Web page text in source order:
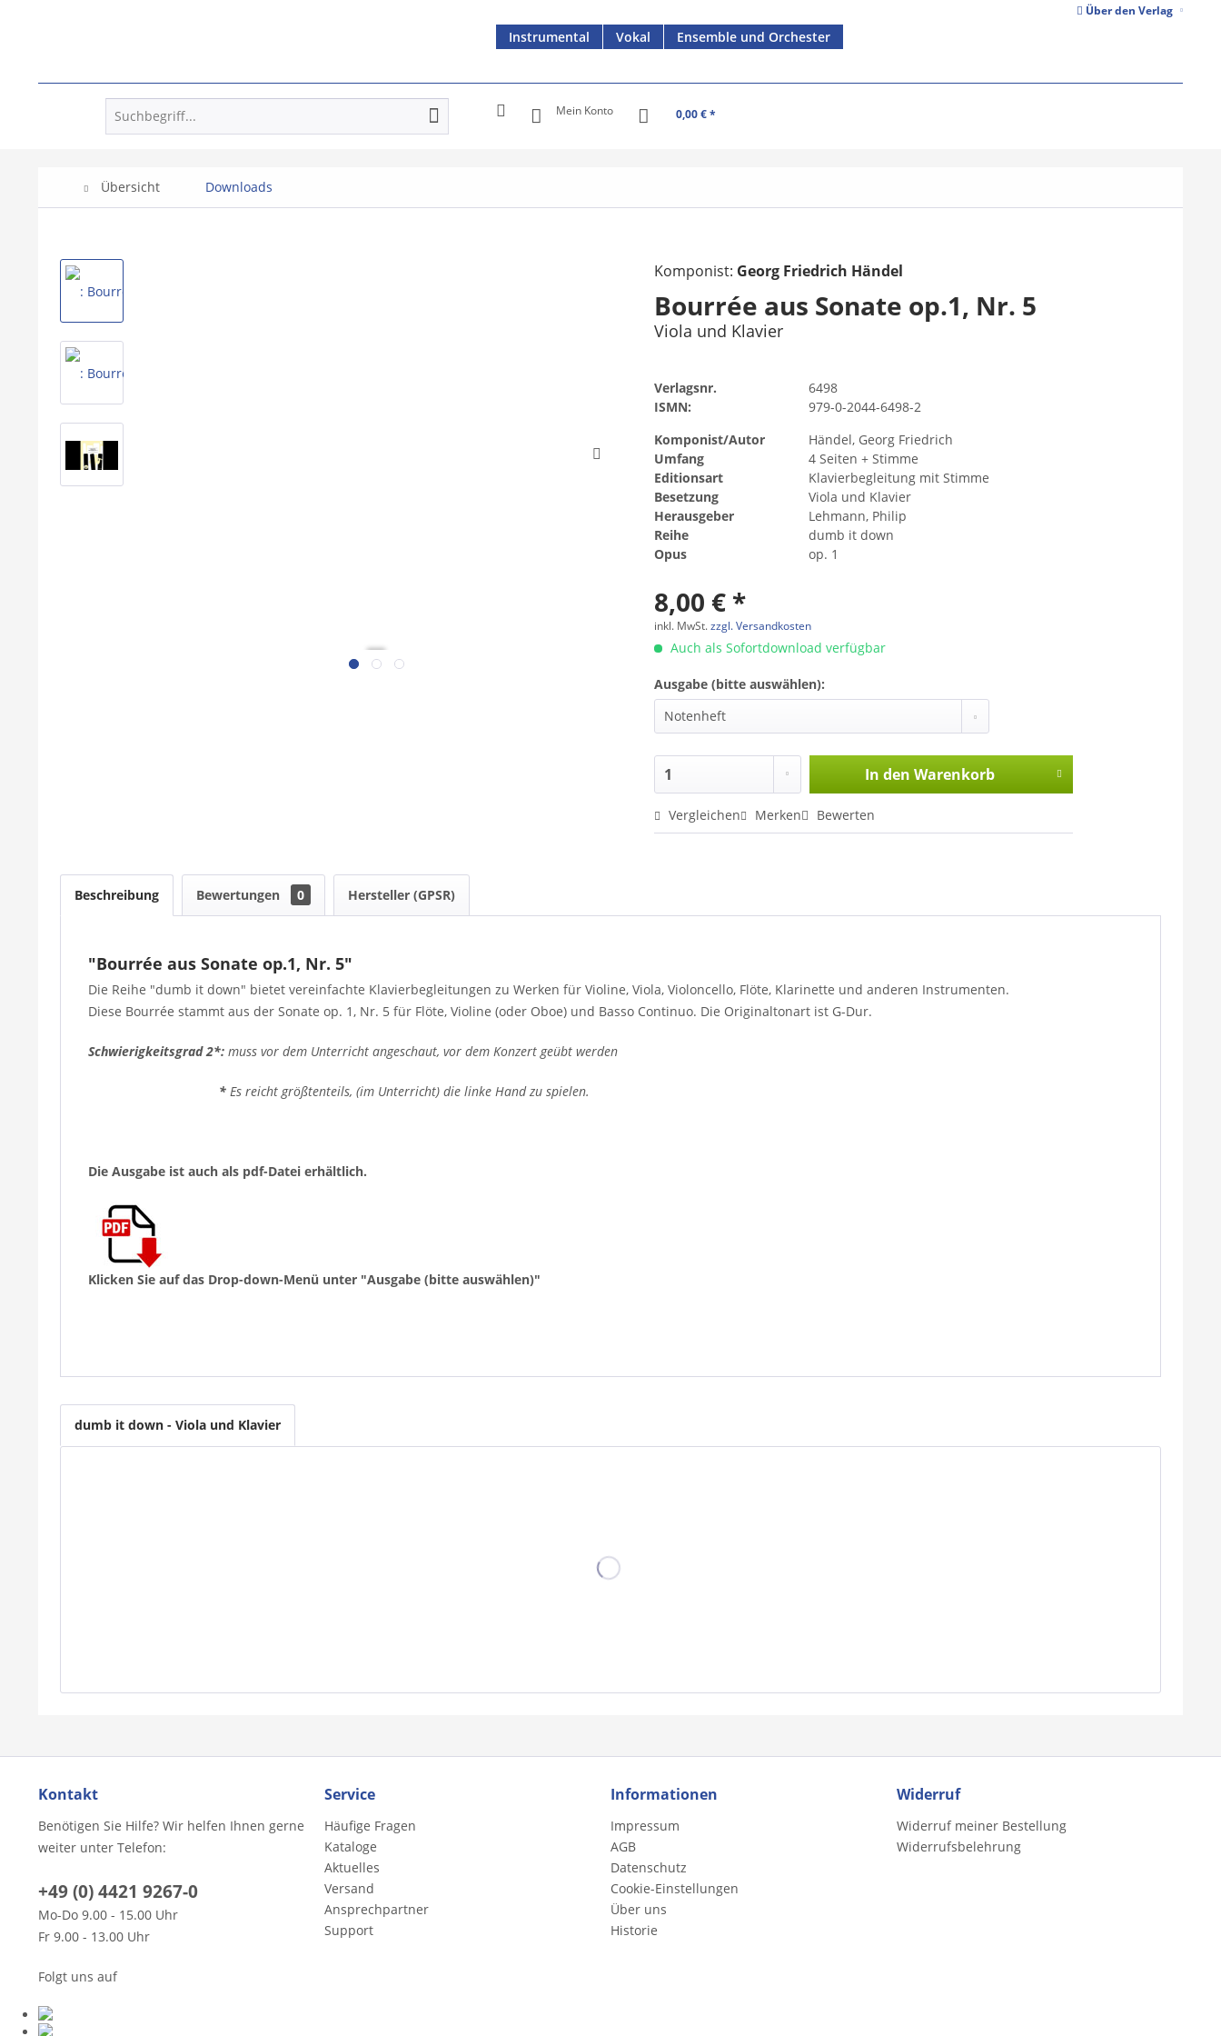
Über den Verlag
Instrumental Vokal Ensemble und Orchester
Mein Konto 0,00 € *
Übersicht Downloads
Komponist: Georg Friedrich Händel
Bourrée aus Sonate op.1, Nr. 5
Viola und Klavier
Verlagsnr.
6498
ISMN:
979-0-2044-6498-2
Komponist/Autor
Händel, Georg Friedrich
Umfang
4 Seiten + Stimme
Editionsart
Klavierbegleitung mit Stimme
Besetzung
Viola und Klavier
Herausgeber
Lehmann, Philip
Reihe
dumb it down
Opus
op. 1
8,00 € *
inkl. MwSt.zzgl. Versandkosten
Auch als Sofortdownload verfügbar
Ausgabe (bitte auswählen):
In den Warenkorb
Vergleichen Merken Bewerten
Beschreibung Bewertungen 0 Hersteller (GPSR)
"Bourrée aus Sonate op.1, Nr. 5"
Die Reihe "dumb it down" bietet vereinfachte Klavierbegleitungen zu Werken für Violine, Viola, Violoncello, Flöte, Klarinette und anderen Instrumenten.
Diese Bourrée stammt aus der Sonate op. 1, Nr. 5 für Flöte, Violine (oder Oboe) und Basso Continuo. Die Originaltonart ist G-Dur.
Schwierigkeitsgrad 2*: muss vor dem Unterricht angeschaut, vor dem Konzert geübt werden
* Es reicht größtenteils, (im Unterricht) die linke Hand zu spielen.
Die Ausgabe ist auch als pdf-Datei erhältlich.
Klicken Sie auf das Drop-down-Menü unter "Ausgabe (bitte auswählen)"
dumb it down - Viola und Klavier
Kontakt
Benötigen Sie Hilfe? Wir helfen Ihnen gerne
weiter unter Telefon:
+49 (0) 4421 9267-0
Mo-Do 9.00 - 15.00 Uhr
Fr 9.00 - 13.00 Uhr
Folgt uns auf
Service
Häufige Fragen
Kataloge
Aktuelles
Versand
Ansprechpartner
Support
Informationen
Impressum
AGB
Datenschutz
Cookie-Einstellungen
Über uns
Historie
Widerruf
Widerruf meiner Bestellung
Widerrufsbelehrung